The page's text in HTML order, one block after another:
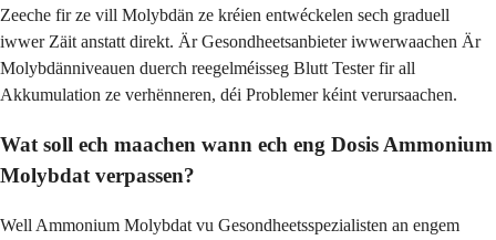
Zeeche fir ze vill Molybdän ze kréien entwéckelen sech graduell
iwwer Zäit anstatt direkt. Är Gesondheetsanbieter iwwerwaachen Är
Molybdänniveauen duerch reegelméisseg Blutt Tester fir all
Akkumulation ze verhënneren, déi Problemer kéint verursaachen.
Wat soll ech maachen wann ech eng Dosis Ammonium
Molybdat verpassen?
Well Ammonium Molybdat vu Gesondheetsspezialisten an engem